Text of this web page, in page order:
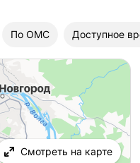
По ОМС Доступное
Смотреть на карте